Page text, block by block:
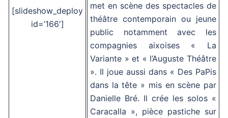
[slideshow_deploy
id=’166′]
met en scène des spectacles de
théâtre contemporain ou jeune
public notamment avec les
compagnies aixoises « La
Variante » et « l’Auguste Théâtre
». Il joue aussi dans « Des PaPis
dans la tête » mis en scène par
Danielle Bré. Il crée les solos «
Caracalla », pièce pastiche sur